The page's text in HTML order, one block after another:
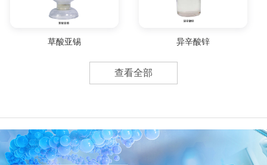
草酸亚锡 异辛酸锌
查看全部